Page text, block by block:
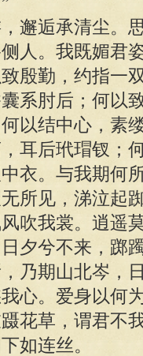
邂逅承清尘。
人。我既媚君
殷勤，约指一
系肘后；何以
以结中心，素
耳后玳瑁钗；
衣。与我期何
所见，涕泣起
吹我裳。逍遥
夕兮不来，踯
乃期山北岑，
心。爱身以何
花草，谓君不
如连丝。